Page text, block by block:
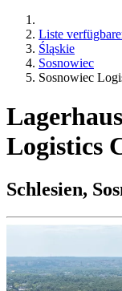
Liste
Śląskie
Sosnowiec
Sosnowiec
Logistics
Schlesien,